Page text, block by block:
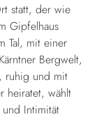
statt, der wie
Gipfelhaus
Tal, mit einer
Bergwelt,
ruhig und mit
heiratet, wählt
Intimität